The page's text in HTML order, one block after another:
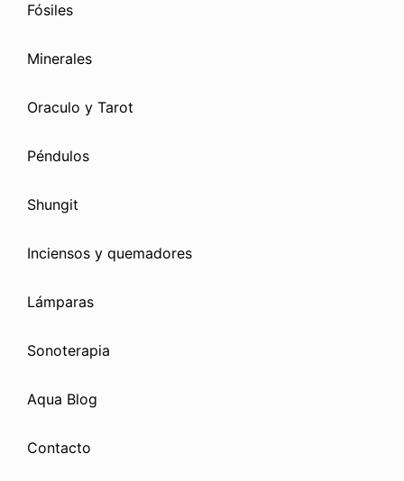
Fósiles
Minerales
Oraculo y Tarot
Péndulos
Shungit
Inciensos y quemadores
Lámparas
Sonoterapia
Aqua Blog
Contacto